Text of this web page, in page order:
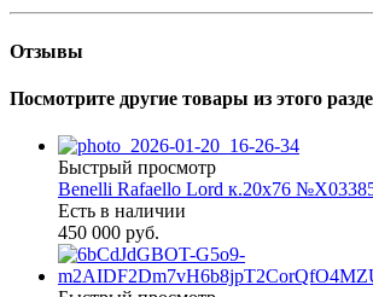
Отзывы
Посмотрите другие товары из этого
Быстрый просмотр
Benelli Rafaello Lord к.20х76
Есть в наличии
450 000 руб.